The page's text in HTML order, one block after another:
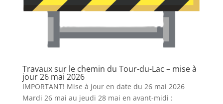
Travaux sur le chemin du Tour-du-Lac – mise à
jour 26 mai 2026
IMPORTANT! Mise à jour en date du 26 mai 2026
Mardi 26 mai au jeudi 28 mai en avant-midi :